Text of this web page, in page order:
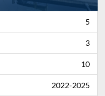
5
3
10
2022-2025